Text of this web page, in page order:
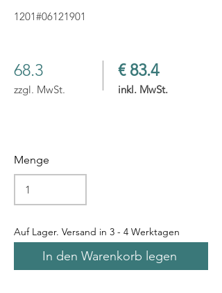
1201#06121901
68.3
zzgl. MwSt.
€ 83.4
inkl. MwSt.
Menge
Auf Lager. Versand in 3 - 4 Werktagen
In den Warenkorb legen